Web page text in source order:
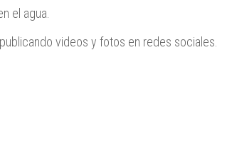
el agua.
videos y fotos en redes sociales.